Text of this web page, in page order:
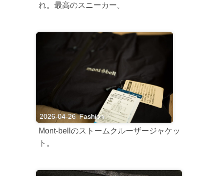
れ。最高のスニーカー。
2026-04-26 Fashion
Mont-bellのストームクルーザージャケッ
ト。